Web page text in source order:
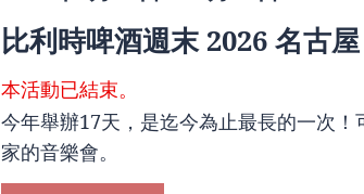
比利時啤酒週末 2026 名古屋
本活動已結束。
今年舉辦17天，是迄今為止最長的一次
家的音樂會。